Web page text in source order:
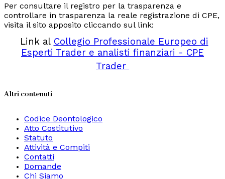
Per consultare il registro per la trasparenza e
controllare in trasparenza la reale registrazione di CPE,
visita il sito apposito cliccando sul link:
Link al Collegio Professionale Europeo di
Esperti Trader e analisti finanziari - CPE
Trader
Altri contenuti
Codice Deontologico
Atto Costitutivo
Statuto
Attività e Compiti
Contatti
Domande
Chi Siamo